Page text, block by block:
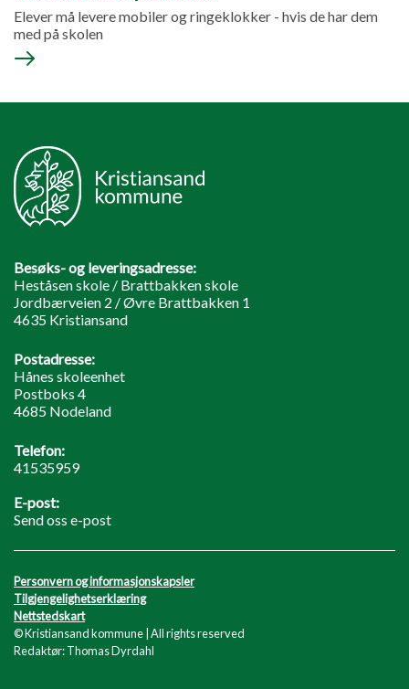
Elever må levere mobiler og ringeklokker - hvis de har dem
med på skolen
Besøks- og leveringsadresse:
Heståsen skole / Brattbakken skole
Jordbærveien 2 / Øvre Brattbakken 1
4635 Kristiansand
Postadresse:
Hånes skoleenhet
Postboks 4
4685 Nodeland
Telefon:
41535959
E-post:
Send oss e-post
Personvern og informasjonskapsler
Tilgjengelighetserklæring
Nettstedskart
© Kristiansand kommune | All rights reserved
Redaktør: Thomas Dyrdahl